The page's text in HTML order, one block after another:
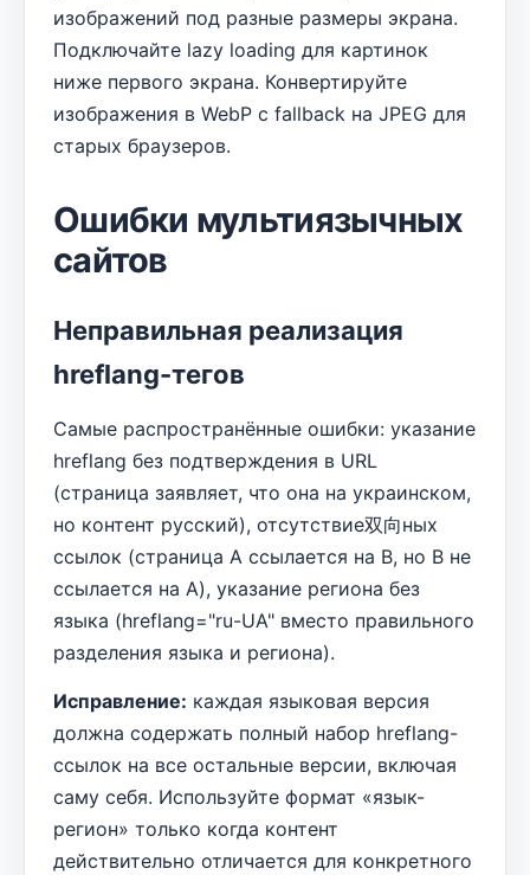
изображений под разные размеры экрана.
Подключайте lazy loading для картинок
ниже первого экрана. Конвертируйте
изображения в WebP с fallback на JPEG для
старых браузеров.
Ошибки мультиязычных
сайтов
Неправильная реализация
hreflang-тегов
Самые распространённые ошибки: указание
hreflang без подтверждения в URL
(страница заявляет, что она на украинском,
но контент русский), отсутствие双向ных
ссылок (страница A ссылается на B, но B не
ссылается на A), указание региона без
языка (hreflang="ru-UA" вместо правильного
разделения языка и региона).
Исправление: каждая языковая версия
должна содержать полный набор hreflang-
ссылок на все остальные версии, включая
саму себя. Используйте формат «язык-
регион» только когда контент
действительно отличается для конкретного